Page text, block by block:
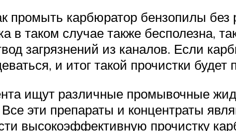
промыть карбюратор бензопилы без
в таком случае также бесполезна,
загрязнений из каналов. Если
и итог такой прочистки
ищут различные промывочные
эти препараты и концентраты
высокоэффективную прочистку